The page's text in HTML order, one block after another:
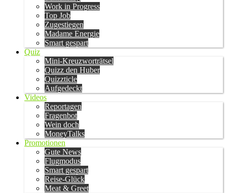
Work in Progress
Top Job
Zugestiegen
Madame Energie
Smart gespart
Quiz
Mini-Kreuzworträtsel
Quizz den Huber
Quizzticle
Aufgedeckt
Videos
Reportagen
Fragenbot
Wein doch
MoneyTalks
Promotionen
Gute News
Flugmodus
Smart gespart
Reise-Glück
Meat & Greet